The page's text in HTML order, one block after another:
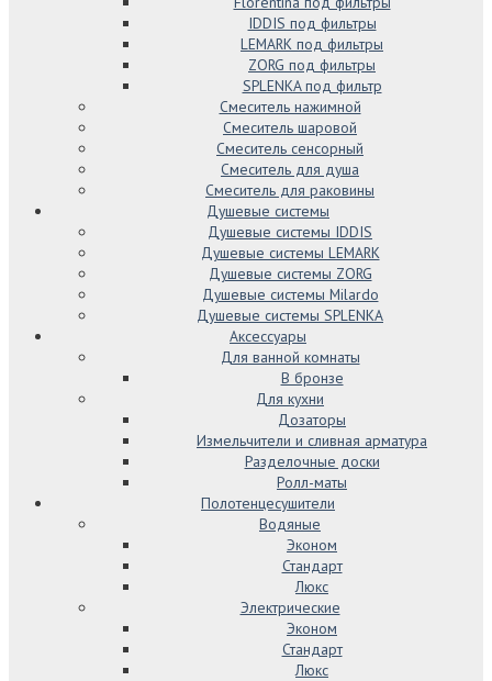
IDDIS под фильтры
LEMARK под фильтры
ZORG под фильтры
SPLENKA под фильтр
Смеситель нажимной
Смеситель шаровой
Смеситель сенсорный
Смеситель для душа
Смеситель для раковины
Душевые системы
Душевые системы IDDIS
Душевые системы LEMARK
Душевые системы ZORG
Душевые системы Milardo
Душевые системы SPLENKA
Аксессуары
Для ванной комнаты
В бронзе
Для кухни
Дозаторы
Измельчители и сливная арматура
Разделочные доски
Ролл-маты
Полотенцесушители
Водяные
Эконом
Стандарт
Люкс
Электрические
Эконом
Стандарт
Люкс